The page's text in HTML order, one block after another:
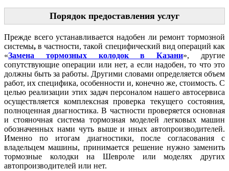
Порядок предоставления услуг
Прежде всего устанавливается надобен ли ремонт тормозной
системы,в частности, такой специфический вид операций как
«Замена тормозных колодок в Казани», другие
сопутствующие операции или нет, а если надобен, то что это
должны быть за работы. Другими словами определяется объем
работ, их специфика, особенности и, конечно же, стоимость. С
целью реализации этих задач персоналом нашего автосервиса
осуществляется комплексная проверка текущего состояния,
полноценная диагностика. В частности проверяется основная
и стояночная система тормозная моделей легковых машин
обозначенных нами чуть выше и иных автопроизводителей.
Именно по итогам диагностики, после согласования с
владельцем машины, принимается решение нужно заменить
тормозные колодки на Шевроле или моделях других
автопроизводителей или нет.